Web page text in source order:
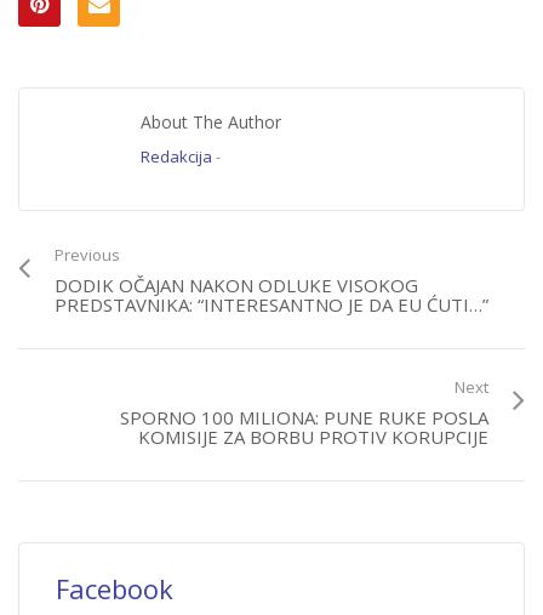
About The Author
Redakcija -
Previous
DODIK OČAJAN NAKON ODLUKE VISOKOG
PREDSTAVNIKA: “INTERESANTNO JE DA EU ĆUTI…”
Next
SPORNO 100 MILIONA: PUNE RUKE POSLA
KOMISIJE ZA BORBU PROTIV KORUPCIJE
Facebook